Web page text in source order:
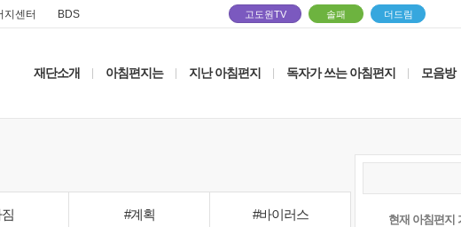
지센터 BDS 고도원TV 솔패 더드림
재단소개 아침편지는 지난 아침편지 독자가 쓰는 아침편지 모음방
#계획 #바이러스
현재 아침편지